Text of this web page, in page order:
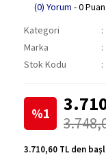
(0) Yorum - 0 Puan
Kategori
Marka
Stok Kodu
%1
3.710,60 TL den